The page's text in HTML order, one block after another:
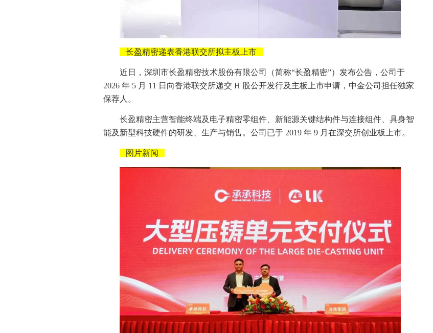
长盈精密递表香港联交所拟主板上市
近日，深圳市长盈精密技术股份有限公司（简称“长盈精密”）发布公告，公司于
2026 年 5 月 11 日向香港联交所递交 H 股公开发行及主板上市申请，中金公司担任独家
保荐人。
长盈精密主营智能终端及电子精密零组件、新能源关键结构件与连接组件、具身智
能及新型科技硬件的研发、生产与销售。公司已于 2019 年 9 月在深交所创业板上市。
图片新闻